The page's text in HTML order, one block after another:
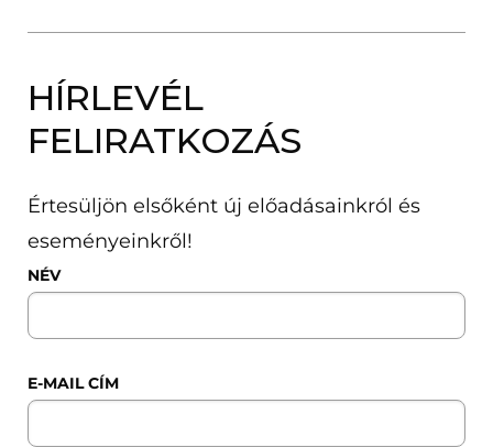
HÍRLEVÉL
FELIRATKOZÁS
Értesüljön elsőként új előadásainkról és
eseményeinkről!
NÉV
E-MAIL CÍM